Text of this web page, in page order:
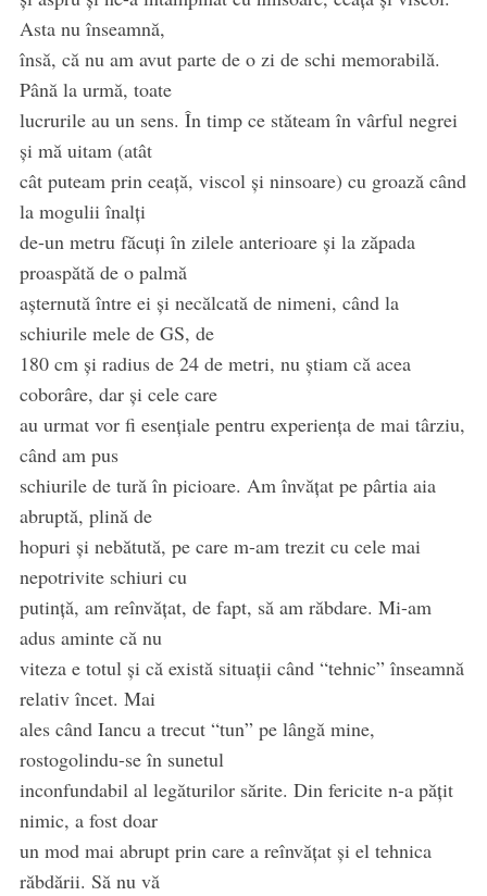
Asta nu înseamnă,
însă, că nu am avut parte de o zi de schi memorabilă.
Până la urmă, toate
lucrurile au un sens. În timp ce stăteam în vârful negrei
și mă uitam (atât
cât puteam prin ceață, viscol și ninsoare) cu groază când
la mogulii înalți
de-un metru făcuți în zilele anterioare și la zăpada
proaspătă de o palmă
așternută între ei și necălcată de nimeni, când la
schiurile mele de GS, de
180 cm și radius de 24 de metri, nu știam că acea
coborâre, dar și cele care
au urmat vor fi esențiale pentru experiența de mai târziu,
când am pus
schiurile de tură în picioare. Am învățat pe pârtia aia
abruptă, plină de
hopuri și nebătută, pe care m-am trezit cu cele mai
nepotrivite schiuri cu
putință, am reînvățat, de fapt, să am răbdare. Mi-am
adus aminte că nu
viteza e totul și că există situații când “tehnic” înseamnă
relativ încet. Mai
ales când Iancu a trecut “tun” pe lângă mine,
rostogolindu-se în sunetul
inconfundabil al legăturilor sărite. Din fericite n-a pățit
nimic, a fost doar
un mod mai abrupt prin care a reînvățat și el tehnica
răbdării. Să nu vă